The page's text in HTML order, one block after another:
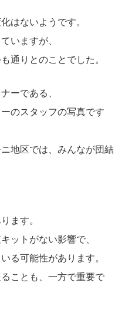
はないようです。
いますが、
通りとのことでした。
ーである、
のスタッフの写真です
地区では、みんなが団結
ます。
ットがない影響で、
る可能性があります。
ことも、一方で重要で